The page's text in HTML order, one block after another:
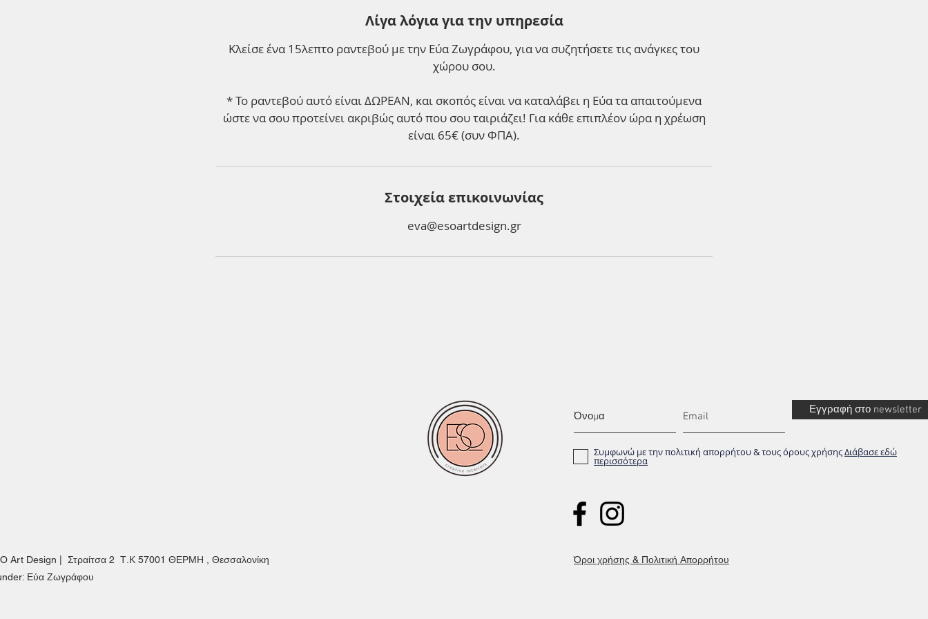
Λίγα λόγια για την υπηρεσία
Κλείσε ένα 15λεπτο ραντεβού με την Εύα Ζωγράφου, για να συζητήσετε τις ανάγκες του
χώρου σου.
* Το ραντεβού αυτό είναι ΔΩΡΕΑΝ, και σκοπός είναι να καταλάβει η Εύα τα απαιτούμενα
ώστε να σου προτείνει ακριβώς αυτό που σου ταιριάζει! Για κάθε επιπλέον ώρα η χρέωση
είναι 65€ (συν ΦΠΑ).
Στοιχεία επικοινωνίας
eva@esoartdesign.gr
Art Design | Στραίτσα 2 Τ.Κ 57001 ΘΕΡΜΗ , Θεσσαλονίκη
Εύα Ζωγράφου
Εγγραφή στο newsletter
Συμφωνώ με την πολιτική απορρήτου & τους όρους χρήσηςΔιάβασε εδώ
περισσότερα
Όροι χρήσης & Πολιτική Απορρήτου